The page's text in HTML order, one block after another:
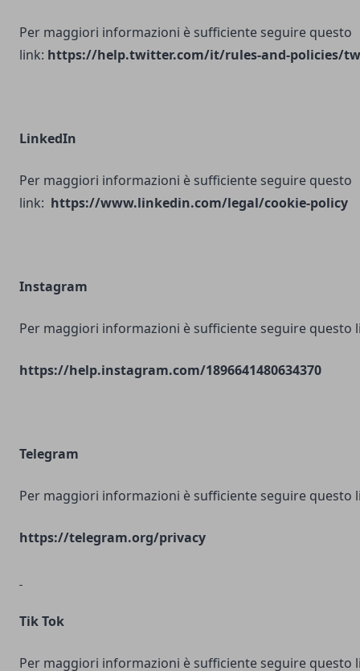
Per maggiori informazioni è sufficiente seguire questo
link: https://help.twitter.com/it/rules-and-policies/
LinkedIn
Per maggiori informazioni è sufficiente seguire questo
link: https://www.linkedin.com/legal/cookie-policy
Instagram
Per maggiori informazioni è sufficiente seguire questo
https://help.instagram.com/1896641480634370
Telegram
Per maggiori informazioni è sufficiente seguire questo
https://telegram.org/privacy
Tik Tok
Per maggiori informazioni è sufficiente seguire questo